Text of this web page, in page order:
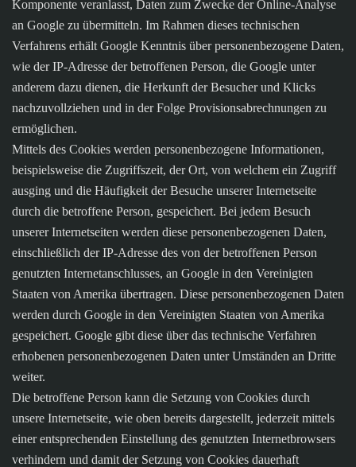
Komponente veranlasst, Daten zum Zwecke der Online-Analyse
an Google zu übermitteln. Im Rahmen dieses technischen
Verfahrens erhält Google Kenntnis über personenbezogene Daten,
wie der IP-Adresse der betroffenen Person, die Google unter
anderem dazu dienen, die Herkunft der Besucher und Klicks
nachzuvollziehen und in der Folge Provisionsabrechnungen zu
ermöglichen.
Mittels des Cookies werden personenbezogene Informationen,
beispielsweise die Zugriffszeit, der Ort, von welchem ein Zugriff
ausging und die Häufigkeit der Besuche unserer Internetseite
durch die betroffene Person, gespeichert. Bei jedem Besuch
unserer Internetseiten werden diese personenbezogenen Daten,
einschließlich der IP-Adresse des von der betroffenen Person
genutzten Internetanschlusses, an Google in den Vereinigten
Staaten von Amerika übertragen. Diese personenbezogenen Daten
werden durch Google in den Vereinigten Staaten von Amerika
gespeichert. Google gibt diese über das technische Verfahren
erhobenen personenbezogenen Daten unter Umständen an Dritte
weiter.
Die betroffene Person kann die Setzung von Cookies durch
unsere Internetseite, wie oben bereits dargestellt, jederzeit mittels
einer entsprechenden Einstellung des genutzten Internetbrowsers
verhindern und damit der Setzung von Cookies dauerhaft